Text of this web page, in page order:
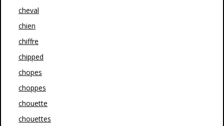
cheval
chien
chiffre
chipped
chopes
choppes
chouette
chouettes